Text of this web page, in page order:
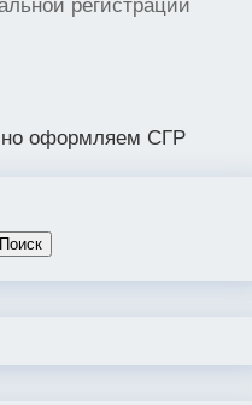
регистрации
оформляем СГР
Поиск